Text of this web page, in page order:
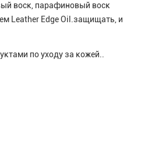
воск, парафиновый воск
Leather Edge Oil.защищать, и
по уходу за кожей..